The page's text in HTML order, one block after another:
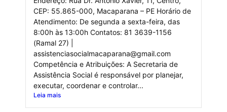
CEP: 55.865-000, Macaparana – PE Horário de
Atendimento: De segunda a sexta-feira, das
8:00h às 13:00h Contatos: 81 3639-1156
(Ramal 27) |
assistenciasocialmacaparana@gmail.com
Competência e Atribuições: A Secretaria de
Assistência Social é responsável por planejar,
executar, coordenar e controlar...
Leia mais